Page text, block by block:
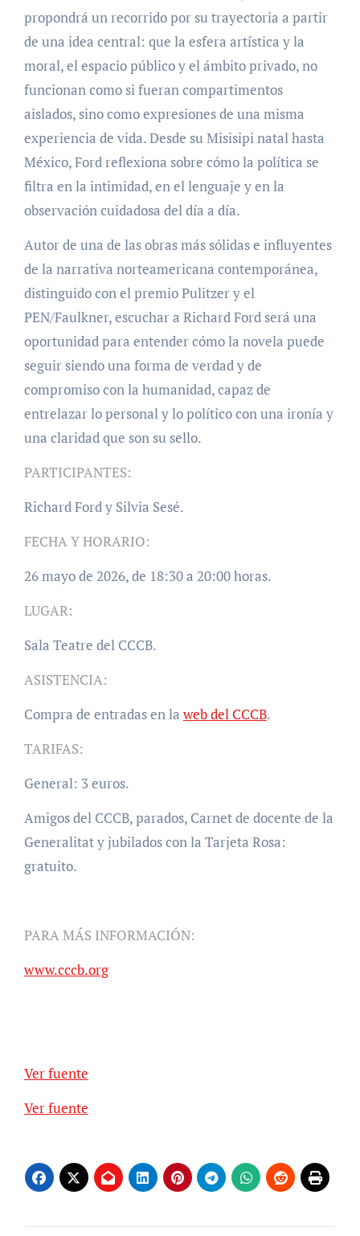
propondrá un recorrido por su trayectoria a partir
de una idea central: que la esfera artística y la
moral, el espacio público y el ámbito privado, no
funcionan como si fueran compartimentos
aislados, sino como expresiones de una misma
experiencia de vida. Desde su Misisipi natal hasta
México, Ford reflexiona sobre cómo la política se
filtra en la intimidad, en el lenguaje y en la
observación cuidadosa del día a día.
Autor de una de las obras más sólidas e influyentes
de la narrativa norteamericana contemporánea,
distinguido con el premio Pulitzer y el
PEN/Faulkner, escuchar a Richard Ford será una
oportunidad para entender cómo la novela puede
seguir siendo una forma de verdad y de
compromiso con la humanidad, capaz de
entrelazar lo personal y lo político con una ironía y
una claridad que son su sello.
PARTICIPANTES:
Richard Ford y Silvia Sesé.
FECHA Y HORARIO:
26 mayo de 2026, de 18:30 a 20:00 horas.
LUGAR:
Sala Teatre del CCCB.
ASISTENCIA:
Compra de entradas en la web del CCCB.
TARIFAS:
General: 3 euros.
Amigos del CCCB, parados, Carnet de docente de la
Generalitat y jubilados con la Tarjeta Rosa:
gratuito.
PARA MÁS INFORMACIÓN:
www.cccb.org
Ver fuente
Ver fuente